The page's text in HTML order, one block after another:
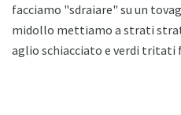
facciamo "sdraiare" su un
midollo mettiamo a strati
aglio schiacciato e verdi tritati